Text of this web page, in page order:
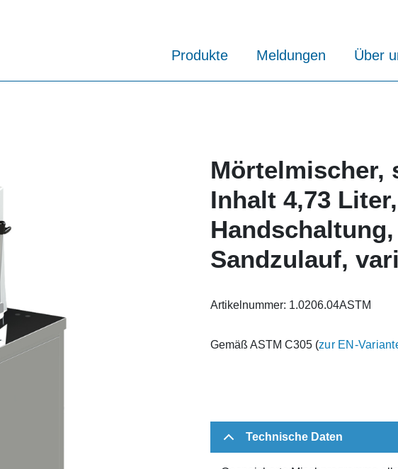
Produkte Meldungen Über
Mörtelmischer,
Inhalt 4,73
Sandzulauf,
Artikelnummer: 1.0206.04ASTM
Gemäß ASTM C305 (zur EN-
Technische Daten